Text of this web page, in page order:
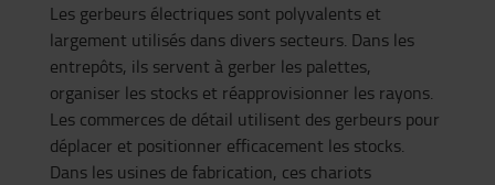
Les gerbeurs électriques sont polyvalents et
largement utilisés dans divers secteurs. Dans les
entrepôts, ils servent à gerber les palettes,
organiser les stocks et réapprovisionner les rayons.
Les commerces de détail utilisent des gerbeurs pour
déplacer et positionner efficacement les stocks.
Dans les usines de fabrication, ces chariots